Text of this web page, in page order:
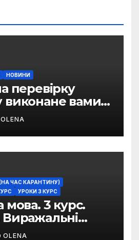
НОВИНИ
перевірку
виконане вами
OLENA
ЧАС КАРАНТИНУ)
УРОКИ 3 КУРС
мова. 3 курс.
фразеологізмів
OLENA